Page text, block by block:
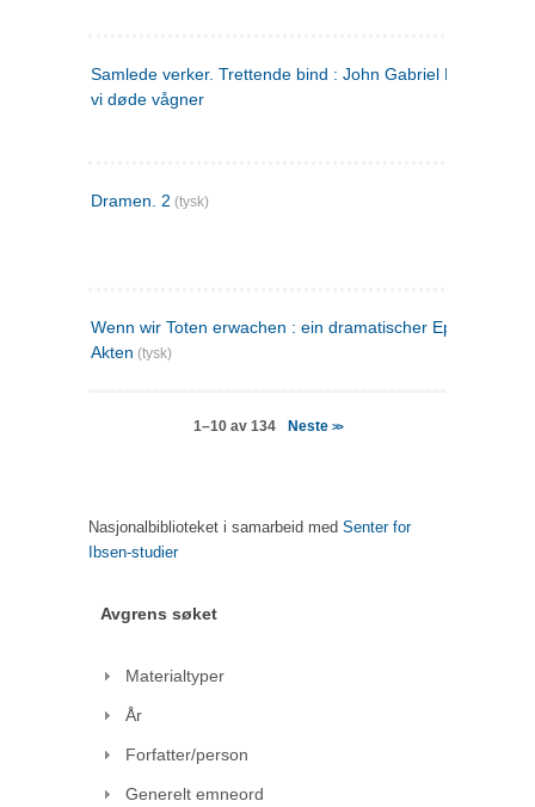
Samlede verker. Trettende bind : John Gabriel Borkman ;
vi døde vågner
Dramen. 2 (tysk)
Wenn wir Toten erwachen : ein dramatischer Epilog in drei
Akten (tysk)
1–10 av 134 Neste >>
Nasjonalbiblioteket i samarbeid med Senter for
Ibsen-studier
Avgrens søket
Materialtyper
År
Forfatter/person
Generelt emneord